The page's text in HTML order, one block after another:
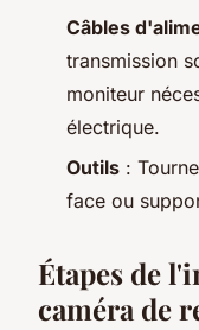
Câbles
transmission
moniteur
électrique.
Outils :
face ou
Étapes de
caméra de